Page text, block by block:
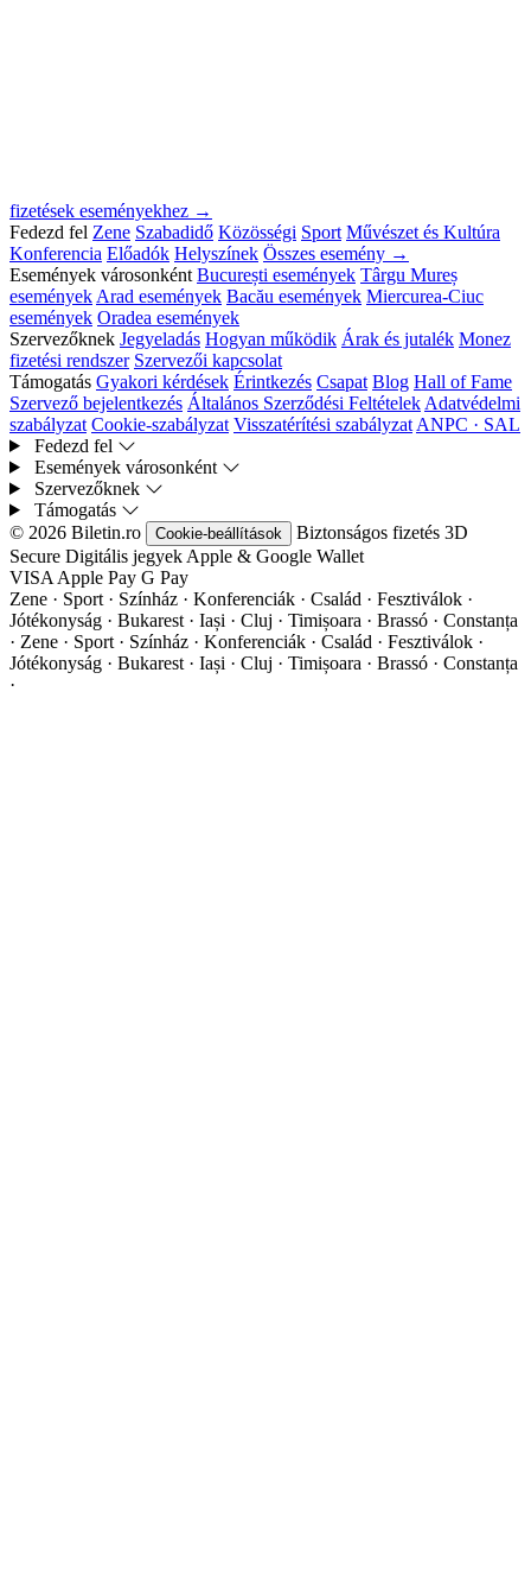
fizetések eseményekhez →
Fedezd fel Zene Szabadidő Közösségi Sport Művészet és Kultúra
Konferencia Előadók Helyszínek Összes esemény →
Események városonként București események Târgu Mureș
események Arad események Bacău események Miercurea-Ciuc
események Oradea események
Szervezőknek Jegyeladás Hogyan működik Árak és jutalék Monez
fizetési rendszer Szervezői kapcsolat
Támogatás Gyakori kérdések Érintkezés Csapat Blog Hall of Fame
Szervező bejelentkezés Általános Szerződési Feltételek Adatvédelmi
szabályzat Cookie-szabályzat Visszatérítési szabályzat ANPC · SAL
Fedezd fel
Események városonként
Szervezőknek
Támogatás
© 2026 Biletin.ro
Cookie-beállítások Biztonságos fizetés 3D
Secure Digitális jegyek Apple & Google Wallet
VISA Apple Pay G Pay
Zene · Sport · Színház · Konferenciák · Család · Fesztiválok ·
Jótékonyság · Bukarest · Iași · Cluj · Timișoara · Brassó · Constanța
· Zene · Sport · Színház · Konferenciák · Család · Fesztiválok ·
Jótékonyság · Bukarest · Iași · Cluj · Timișoara · Brassó · Constanța
·